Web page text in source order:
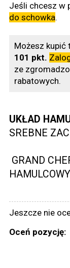
Jeśli chcesz w
do schowka.
Możesz kupić
101 pkt.
ze
rabatowych.
UKŁAD
SREBNE
GRAND
Jeszcze nie
Oceń pozycję: